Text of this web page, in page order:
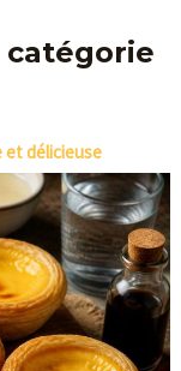
délicieuse